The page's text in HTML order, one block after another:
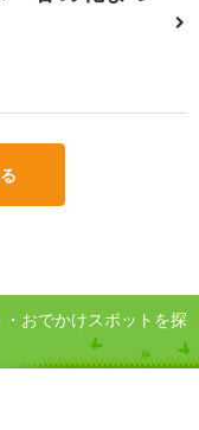
おでかけスポットを探